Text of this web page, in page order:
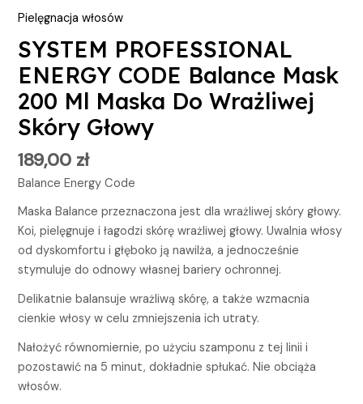
Pielęgnacja włosów
SYSTEM PROFESSIONAL
ENERGY CODE Balance Mask
200 Ml Maska Do Wrażliwej
Skóry Głowy
189,00 zł
Balance Energy Code
Maska Balance przeznaczona jest dla wrażliwej skóry głowy.
Koi, pielęgnuje i łagodzi skórę wrażliwej głowy. Uwalnia włosy
od dyskomfortu i głęboko ją nawilża, a jednocześnie
stymuluje do odnowy własnej bariery ochronnej.
Delikatnie balansuje wrażliwą skórę, a także wzmacnia
cienkie włosy w celu zmniejszenia ich utraty.
Nałożyć równomiernie, po użyciu szamponu z tej linii i
pozostawić na 5 minut, dokładnie spłukać. Nie obciąża
włosów.